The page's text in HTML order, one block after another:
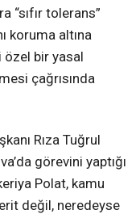
“sıfır tolerans”
koruma altına
özel bir yasal
çağrısında
Rıza Tuğrul
görevini yaptığı
Polat, kamu
değil, neredeyse